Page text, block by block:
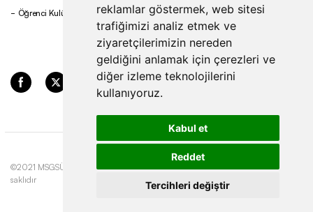
reklamlar göstermek, web sitesi
trafiğimizi analiz etmek ve
ziyaretçilerimizin nereden
geldiğini anlamak için çerezleri ve
diğer izleme teknolojilerini
kullanıyoruz.
Kabul et
Reddet
Tercihleri değiştir
Öğrenci Kulüpleri
©2021 MSGSÜ. Tüm hakları
saklıdır
Politikası
preferences